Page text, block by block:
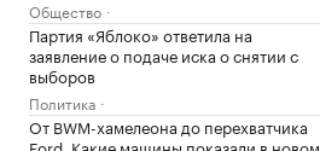
Общество
Партия «Яблоко» ответила на
заявление о подаче иска о снятии с
выборов
Политика
От BWM-хамелеона до перехватчика
Ford. Какие машины показали в новом